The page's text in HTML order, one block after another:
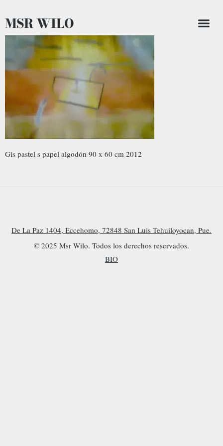
MSR WILO
Gis pastel s papel algodón 90 x 60 cm 2012
De La Paz 1404, Eccehomo, 72848 San Luis Tehuiloyocan, Pue.
© 2025 Msr Wilo. Todos los derechos reservados.
BIO